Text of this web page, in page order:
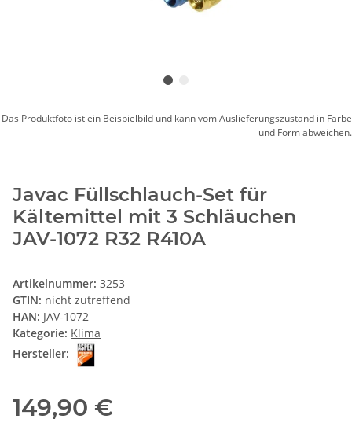
Das Produktfoto ist ein Beispielbild und kann vom Auslieferungszustand in Farbe
und Form abweichen.
Javac Füllschlauch-Set für
Kältemittel mit 3 Schläuchen
JAV-1072 R32 R410A
Artikelnummer: 3253
GTIN: nicht zutreffend
HAN: JAV-1072
Kategorie: Klima
Hersteller:
149,90 €